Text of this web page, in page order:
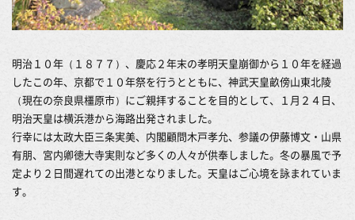
明治１０年（１８７７）、慶応２年末の孝明天皇崩御から１０年を経過
したこの年、京都で１０年祭を行うとともに、神武天皇畝傍山東北陵
（現在の奈良県橿原市）にご親拝することを目的として、１月２４日、
明治天皇は横浜港から海路出発されました。
行幸には太政大臣三条実美、内閣顧問木戸孝允、参議の伊藤博文・山県
有朋、宮内卿徳大寺実則など多くの人々が供奉しました。冬の暴風で予
定より２日間遅れての出港となりました。天皇はご心境を詠まれていま
す。